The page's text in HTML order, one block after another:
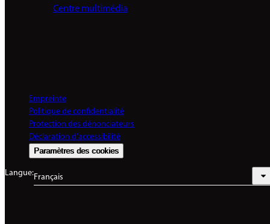
Centre multimédia
Empreinte
Politique de confidentialité
Protection des dénonciateurs
Déclaration d'accessibilité
Paramètres des cookies
Langue:Français